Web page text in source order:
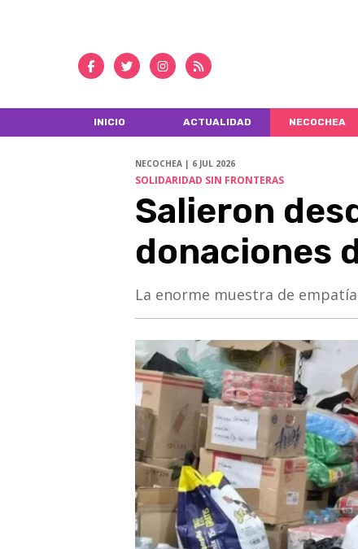
INICIO ACTUALIDAD NECOCHEA
NECOCHEA | 6 JUL 2026
SOLIDARIDAD SIN FRONTERAS
Salieron
donaciones
La enorme muestra de